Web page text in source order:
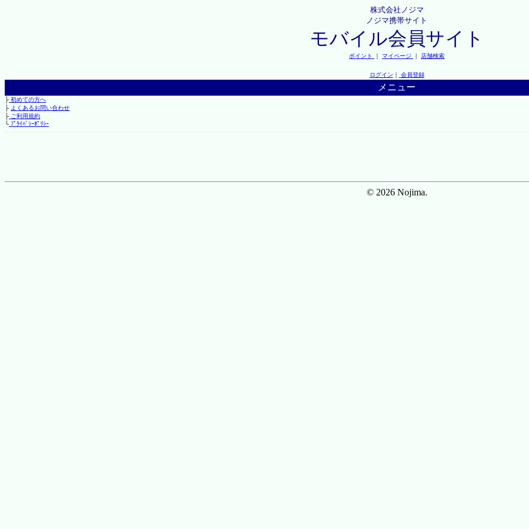
株式会社ノジマ
ノジマ携帯サイト
モバイル会員サイト
ポイント ｜ マイページ ｜ 店舗検索
ログイン ｜ 会員登録
メニュー
├初めての方へ
├ よくあるお問い合わせ
├ご利用規約
└ﾌﾟﾗｲﾊﾞｼｰﾎﾟﾘｼｰ
© 2026 Nojima.